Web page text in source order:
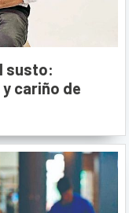
susto:
cariño de